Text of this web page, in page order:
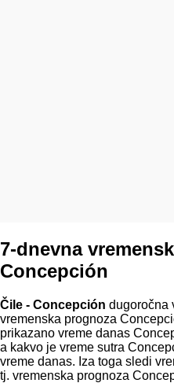
7-dnevna
Concepción
Čile - Concepción dugoročna
vremenska prognoza
prikazano vreme danas
a kakvo je vreme sutra
vreme danas. Iza toga sledi
tj. vremenska prognoza